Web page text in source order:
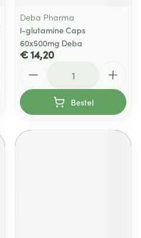
Deba Pharma
l-glutamine Caps
60x500mg Deba
€ 14,20
Bestel